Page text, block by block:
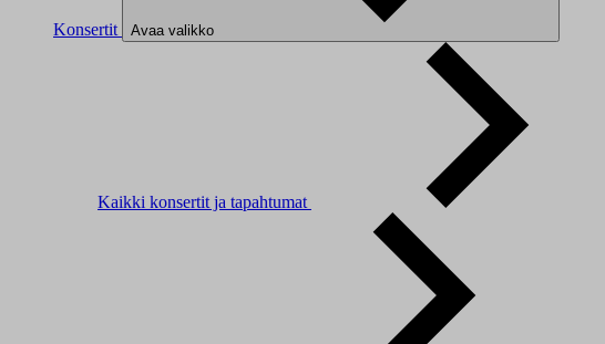
Konsertit Avaa valikko
Kaikki konsertit ja tapahtumat